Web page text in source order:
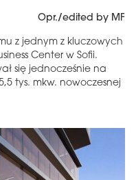
Opr./edited by MF
z jednym z kluczowych
Center w Sofii.
się jednocześnie na
tys. mkw. nowoczesnej